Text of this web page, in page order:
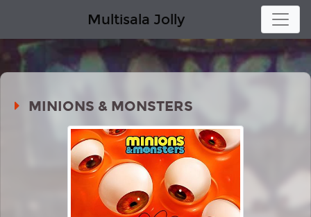
Multisala Jolly
MINIONS & MONSTERS